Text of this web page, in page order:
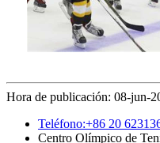
Hora de publicación: 08-jun-
Teléfono:+86 20
Centro Olímpico de